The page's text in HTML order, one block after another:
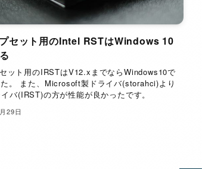
セット用のIntel RSTはWindows 10
ット用のIRSTはV12.xまでならWindows10で
。 また、Microsoft製ドライバ(storahci)より
バ(IRST)の方が性能が良かったです。
29日